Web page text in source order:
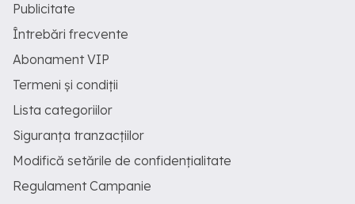
Publicitate
Întrebări frecvente
Abonament VIP
Termeni și condiții
Lista categoriilor
Siguranța tranzacțiilor
Modifică setările de confidențialitate
Regulament Campanie